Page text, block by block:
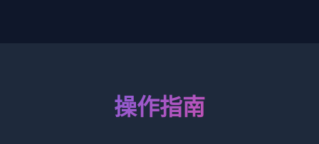
操作指南